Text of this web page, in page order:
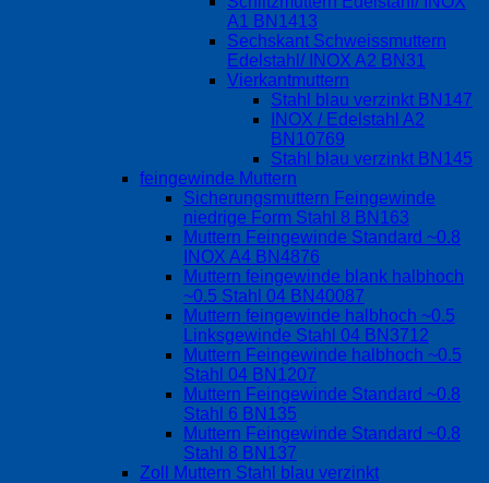
A1 BN1413
Sechskant Schweissmuttern
Edelstahl/ INOX A2 BN31
Vierkantmuttern
Stahl blau verzinkt BN147
INOX / Edelstahl A2
BN10769
Stahl blau verzinkt BN145
feingewinde Muttern
Sicherungsmuttern Feingewinde
niedrige Form Stahl 8 BN163
Muttern Feingewinde Standard ~0.8
INOX A4 BN4876
Muttern feingewinde blank halbhoch
~0.5 Stahl 04 BN40087
Muttern feingewinde halbhoch ~0.5
Linksgewinde Stahl 04 BN3712
Muttern Feingewinde halbhoch ~0.5
Stahl 04 BN1207
Muttern Feingewinde Standard ~0.8
Stahl 6 BN135
Muttern Feingewinde Standard ~0.8
Stahl 8 BN137
Zoll Muttern Stahl blau verzinkt